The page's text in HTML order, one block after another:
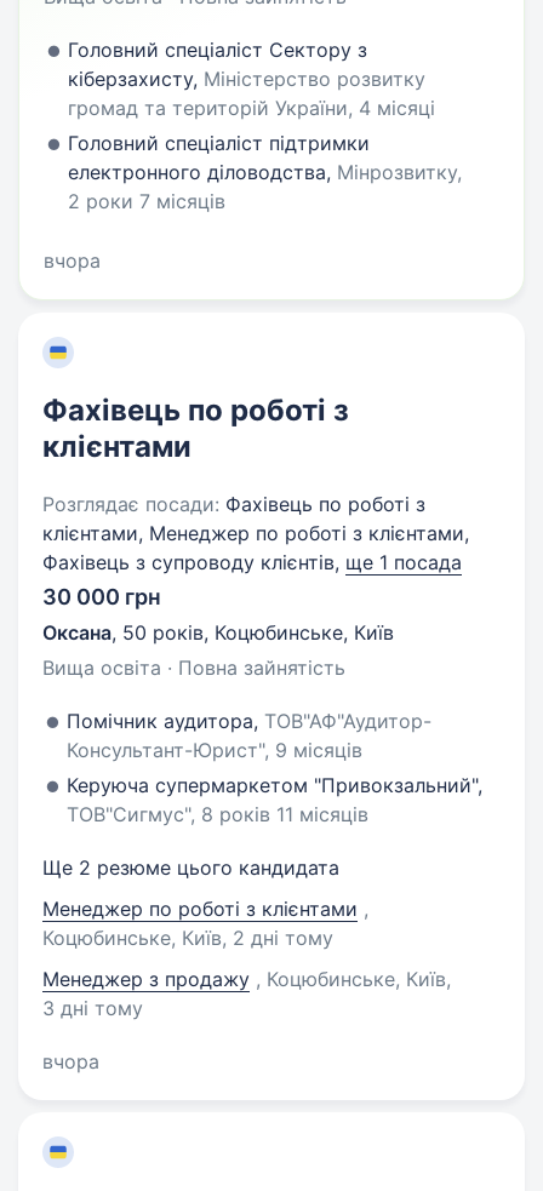
Головний спеціаліст Сектору з
кіберзахисту, Міністерство розвитку
громад та територій України, 4 місяці
Головний спеціаліст підтримки
електронного діловодства, Мінрозвитку,
2 роки 7 місяців
вчора
Фахівець по роботі з
клієнтами
Розглядає посади: Фахівець по роботі з
клієнтами, Менеджер по роботі з клієнтами,
Фахівець з супроводу клієнтів, ще 1 посада
30 000 грн
Оксана, 50 років, Коцюбинське, Київ
Вища освіта · Повна зайнятість
Помічник аудитора, ТОВ"АФ"Аудитор-
Консультант-Юрист", 9 місяців
Керуюча супермаркетом "Привокзальний",
ТОВ"Сигмус", 8 років 11 місяців
Ще 2 резюме цього кандидата
Менеджер по роботі з клієнтами ,
Коцюбинське, Київ, 2 дні тому
Менеджер з продажу , Коцюбинське, Київ,
3 дні тому
вчора